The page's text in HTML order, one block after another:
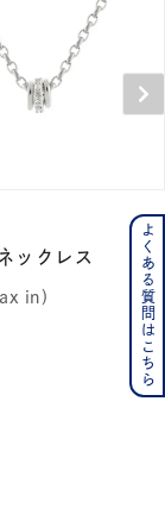
ックレス よくある質問はこちら